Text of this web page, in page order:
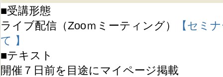
■受講形態
ライブ配信（Zooｍミーティング）
【セミ
て 】
■テキスト
開催７日前を目途にマイページ掲載